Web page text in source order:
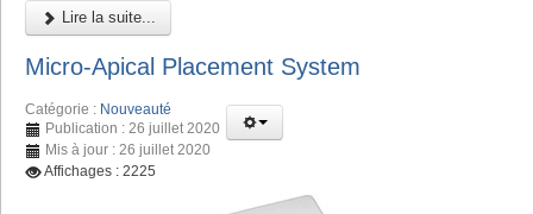
Lire la suite...
Micro-Apical Placement System
Catégorie : Nouveauté
Publication : 26 juillet 2020
Mis à jour : 26 juillet 2020
Affichages : 2225